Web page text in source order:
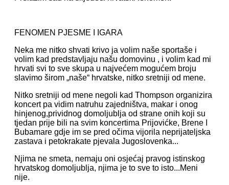
FENOMEN PJESME I IGARA
Neka me nitko shvati krivo ja volim naše sportaše i
volim kad predstavljaju našu domovinu , i volim kad mi
hrvati svi to sve skupa u najvećem mogućem broju
slavimo širom „naše“ hrvatske, nitko sretniji od mene.
Nitko sretniji od mene negoli kad Thompson organizira
koncert pa vidim natruhu zajedništva, makar i onog
hinjenog,prividnog domoljublja od strane onih koji su
tjedan prije bili na svim koncertima Prijovićke, Brene I
Bubamare gdje im se pred očima vijorila neprijateljska
zastava i petokrakate pjevala Jugoslovenka...
Njima ne smeta, nemaju oni osjećaj pravog istinskog
hrvatskog domoljublja, njima je to sve to isto...Meni
nije.